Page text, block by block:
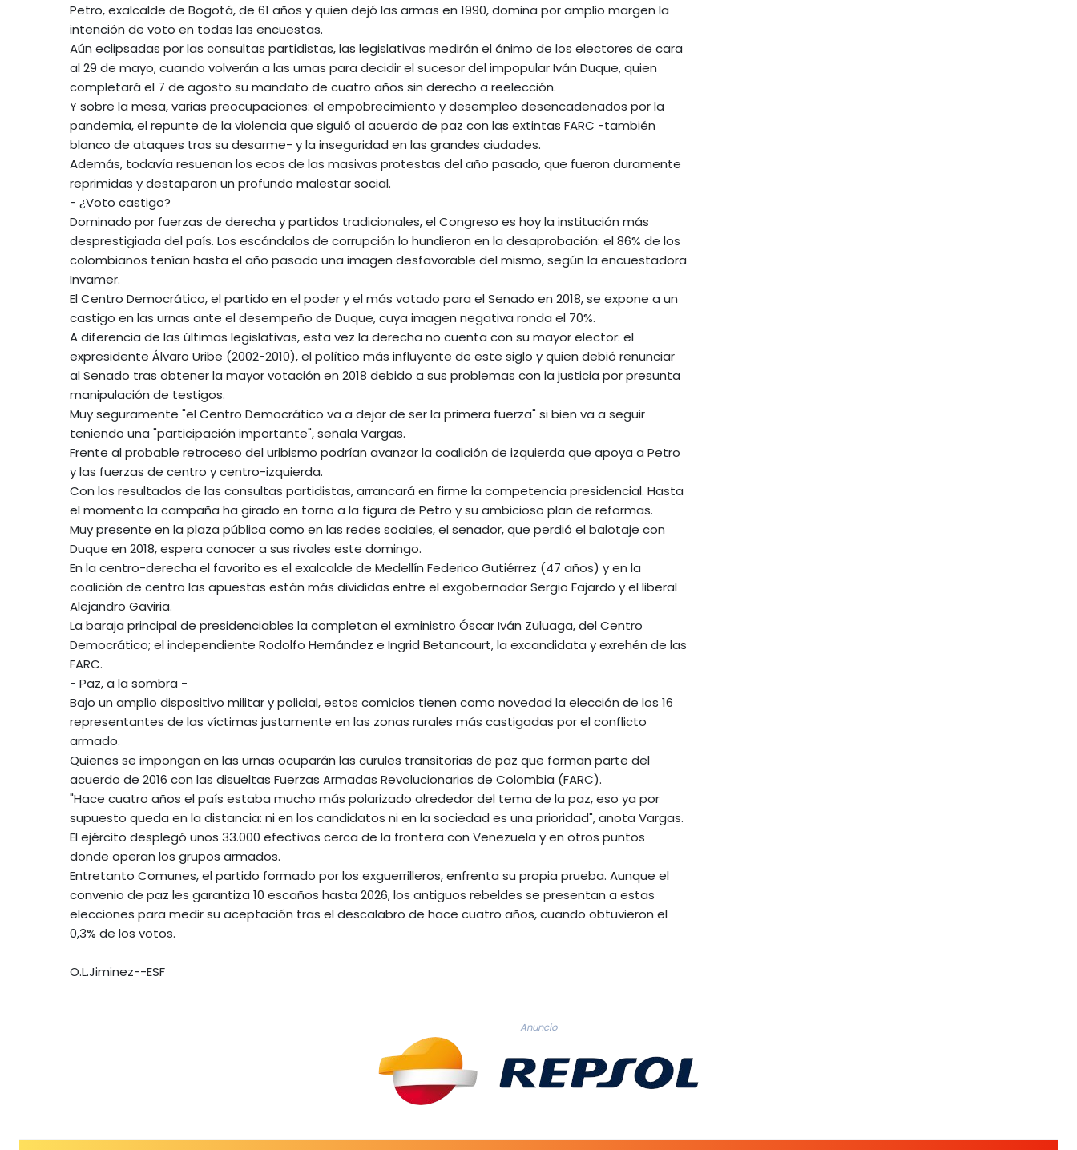
Petro, exalcalde de Bogotá, de 61 años y quien dejó las armas en 1990, domina por amplio margen la
intención de voto en todas las encuestas.
Aún eclipsadas por las consultas partidistas, las legislativas medirán el ánimo de los electores de cara
al 29 de mayo, cuando volverán a las urnas para decidir el sucesor del impopular Iván Duque, quien
completará el 7 de agosto su mandato de cuatro años sin derecho a reelección.
Y sobre la mesa, varias preocupaciones: el empobrecimiento y desempleo desencadenados por la
pandemia, el repunte de la violencia que siguió al acuerdo de paz con las extintas FARC -también
blanco de ataques tras su desarme- y la inseguridad en las grandes ciudades.
Además, todavía resuenan los ecos de las masivas protestas del año pasado, que fueron duramente
reprimidas y destaparon un profundo malestar social.
- ¿Voto castigo?
Dominado por fuerzas de derecha y partidos tradicionales, el Congreso es hoy la institución más
desprestigiada del país. Los escándalos de corrupción lo hundieron en la desaprobación: el 86% de los
colombianos tenían hasta el año pasado una imagen desfavorable del mismo, según la encuestadora
Invamer.
El Centro Democrático, el partido en el poder y el más votado para el Senado en 2018, se expone a un
castigo en las urnas ante el desempeño de Duque, cuya imagen negativa ronda el 70%.
A diferencia de las últimas legislativas, esta vez la derecha no cuenta con su mayor elector: el
expresidente Álvaro Uribe (2002-2010), el político más influyente de este siglo y quien debió renunciar
al Senado tras obtener la mayor votación en 2018 debido a sus problemas con la justicia por presunta
manipulación de testigos.
Muy seguramente "el Centro Democrático va a dejar de ser la primera fuerza" si bien va a seguir
teniendo una "participación importante", señala Vargas.
Frente al probable retroceso del uribismo podrían avanzar la coalición de izquierda que apoya a Petro
y las fuerzas de centro y centro-izquierda.
Con los resultados de las consultas partidistas, arrancará en firme la competencia presidencial. Hasta
el momento la campaña ha girado en torno a la figura de Petro y su ambicioso plan de reformas.
Muy presente en la plaza pública como en las redes sociales, el senador, que perdió el balotaje con
Duque en 2018, espera conocer a sus rivales este domingo.
En la centro-derecha el favorito es el exalcalde de Medellín Federico Gutiérrez (47 años) y en la
coalición de centro las apuestas están más divididas entre el exgobernador Sergio Fajardo y el liberal
Alejandro Gaviria.
La baraja principal de presidenciables la completan el exministro Óscar Iván Zuluaga, del Centro
Democrático; el independiente Rodolfo Hernández e Ingrid Betancourt, la excandidata y exrehén de las
FARC.
- Paz, a la sombra -
Bajo un amplio dispositivo militar y policial, estos comicios tienen como novedad la elección de los 16
representantes de las víctimas justamente en las zonas rurales más castigadas por el conflicto
armado.
Quienes se impongan en las urnas ocuparán las curules transitorias de paz que forman parte del
acuerdo de 2016 con las disueltas Fuerzas Armadas Revolucionarias de Colombia (FARC).
"Hace cuatro años el país estaba mucho más polarizado alrededor del tema de la paz, eso ya por
supuesto queda en la distancia: ni en los candidatos ni en la sociedad es una prioridad", anota Vargas.
El ejército desplegó unos 33.000 efectivos cerca de la frontera con Venezuela y en otros puntos
donde operan los grupos armados.
Entretanto Comunes, el partido formado por los exguerrilleros, enfrenta su propia prueba. Aunque el
convenio de paz les garantiza 10 escaños hasta 2026, los antiguos rebeldes se presentan a estas
elecciones para medir su aceptación tras el descalabro de hace cuatro años, cuando obtuvieron el
0,3% de los votos.
O.L.Jiminez--ESF
Anuncio